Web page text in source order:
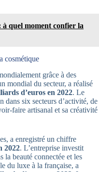
quel moment confier la
cosmétique
grâce à des
mondial du secteur, a réalisé
d’euros en 2022. Le
dans six secteurs d’activité, de
faire artisanal et sa créativité
a enregistré un chiffre
2022. L’entreprise investit
la beauté connectée et les
du luxe à la française, a